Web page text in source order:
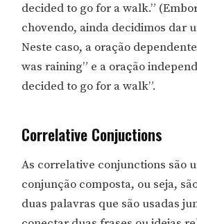
decided to go for a walk.”
chovendo, ainda decidimos dar
Neste caso, a oração
was raining” e a oração
decided to go for a walk”.
Correlative Conjuctions
As correlative conjunctions são
conjunção composta, ou seja,
duas palavras que são usadas